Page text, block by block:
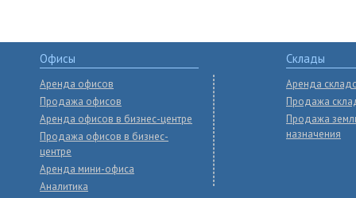
Офисы
Аренда офисов
Продажа офисов
Аренда офисов в бизнес-центре
Продажа офисов в бизнес-
центре
Аренда мини-офиса
Аналитика
Склады
Аренда
Продажа
Продажа
назначения